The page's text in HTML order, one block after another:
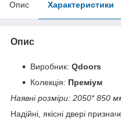
Опис Характеристики
Опис
Виробник: Qdoors
Колекція: Преміум
Наявні розміри: 2050* 850
Надійні, якісні двері